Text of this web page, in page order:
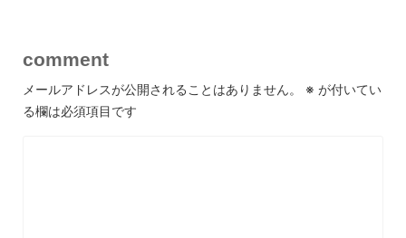
comment
メールアドレスが公開されることはありません。 ※ が付いてい
る欄は必須項目です